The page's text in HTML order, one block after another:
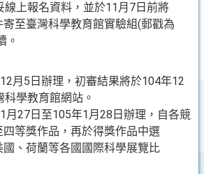
線上報名資料，並於11月7日前將
至臺灣科學教育館實驗組(郵戳為
。
月5日辦理，初審結果將於104年12
學教育館網站。
月27日至105年1月28日辦理，自各競
等獎作品，再於得獎作品中選
、荷蘭等各國國際科學展覽比